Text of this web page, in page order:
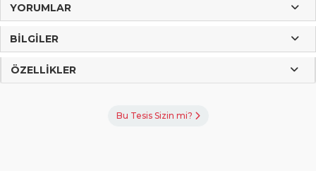
YORUMLAR
BILGILER
ÖZELLIKLER
Bu Tesis Sizin mi?